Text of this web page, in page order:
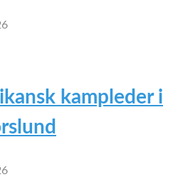
kampleder i